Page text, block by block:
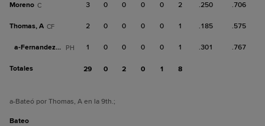
Moreno C 3 0 0 0 0 2 .250 .706
Thomas, A CF 2 0 0 0 0 1 .185 .575
a-Fernandez, Jo PH 1 0 0 0 0 1 .301 .767
Totales 29 0 2 0 1 8
a-Bateó por Thomas, A en la 9th.;
bateo